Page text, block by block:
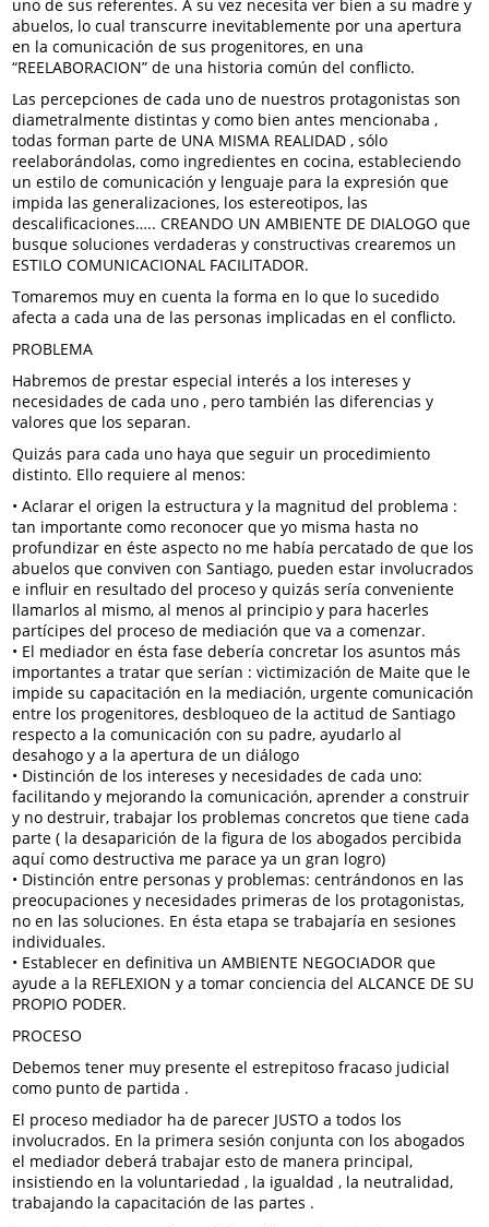
uno de sus referentes. A su vez necesita ver bien a su madre y
abuelos, lo cual transcurre inevitablemente por una apertura
en la comunicación de sus progenitores, en una
“REELABORACION” de una historia común del conflicto.
Las percepciones de cada uno de nuestros protagonistas son
diametralmente distintas y como bien antes mencionaba ,
todas forman parte de UNA MISMA REALIDAD , sólo
reelaborándolas, como ingredientes en cocina, estableciendo
un estilo de comunicación y lenguaje para la expresión que
impida las generalizaciones, los estereotipos, las
descalificaciones….. CREANDO UN AMBIENTE DE DIALOGO que
busque soluciones verdaderas y constructivas crearemos un
ESTILO COMUNICACIONAL FACILITADOR.
Tomaremos muy en cuenta la forma en lo que lo sucedido
afecta a cada una de las personas implicadas en el conflicto.
PROBLEMA
Habremos de prestar especial interés a los intereses y
necesidades de cada uno , pero también las diferencias y
valores que los separan.
Quizás para cada uno haya que seguir un procedimiento
distinto. Ello requiere al menos:
• Aclarar el origen la estructura y la magnitud del problema :
tan importante como reconocer que yo misma hasta no
profundizar en éste aspecto no me había percatado de que los
abuelos que conviven con Santiago, pueden estar involucrados
e influir en resultado del proceso y quizás sería conveniente
llamarlos al mismo, al menos al principio y para hacerles
partícipes del proceso de mediación que va a comenzar.
• El mediador en ésta fase debería concretar los asuntos más
importantes a tratar que serían : victimización de Maite que le
impide su capacitación en la mediación, urgente comunicación
entre los progenitores, desbloqueo de la actitud de Santiago
respecto a la comunicación con su padre, ayudarlo al
desahogo y a la apertura de un diálogo
• Distinción de los intereses y necesidades de cada uno:
facilitando y mejorando la comunicación, aprender a construir
y no destruir, trabajar los problemas concretos que tiene cada
parte ( la desaparición de la figura de los abogados percibida
aquí como destructiva me parace ya un gran logro)
• Distinción entre personas y problemas: centrándonos en las
preocupaciones y necesidades primeras de los protagonistas,
no en las soluciones. En ésta etapa se trabajaría en sesiones
individuales.
• Establecer en definitiva un AMBIENTE NEGOCIADOR que
ayude a la REFLEXION y a tomar conciencia del ALCANCE DE SU
PROPIO PODER.
PROCESO
Debemos tener muy presente el estrepitoso fracaso judicial
como punto de partida .
El proceso mediador ha de parecer JUSTO a todos los
involucrados. En la primera sesión conjunta con los abogados
el mediador deberá trabajar esto de manera principal,
insistiendo en la voluntariedad , la igualdad , la neutralidad,
trabajando la capacitación de las partes .